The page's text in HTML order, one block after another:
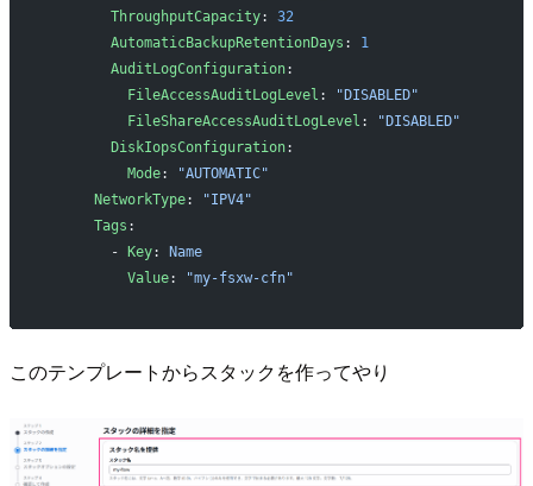
        ThroughputCapacity
: 32
        AutomaticBackupRetentionDays
: 1
        AuditLogConfiguration
:
          FileAccessAuditLogLevel
:
"DISABLED"
          FileShareAccessAuditLogLevel
:
"DISABLED"
        DiskIopsConfiguration
:
          Mode
:
"AUTOMATIC"
      NetworkType
:
"IPV4"
      Tags
:
        -
Key: Name
          Value
: "my-fsxw-cfn"
このテンプレートからスタックを作ってやり